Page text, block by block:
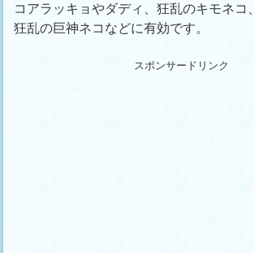
コアラッキョやダディ、狂乱のキモネコ、
狂乱の巨神ネコなどに有効です。
スポンサードリンク